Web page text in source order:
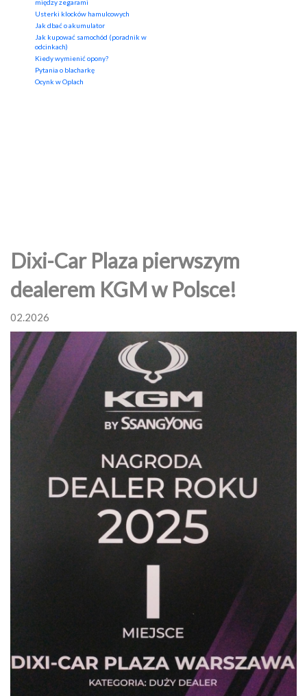
między zegarami
Usterki klocków hamulcowych
Jak dbać o akumulator
Jak kupować samochód (poradnik w
odcinkach)
Kiedy wymienić opony?
Pytania o blacharkę
Ocynk w Oplach
Dixi-Car Plaza pierwszym
dealerem KGM w Polsce!
02.2026